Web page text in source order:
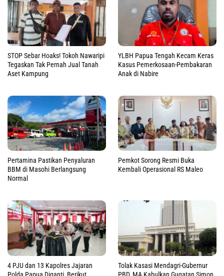
STOP Sebar Hoaks! Tokoh Nawaripi
Tegaskan Tak Pernah Jual Tanah
Aset Kampung
YLBH Papua Tengah Kecam Keras
Kasus Pemerkosaan-Pembakaran
Anak di Nabire
Pertamina Pastikan Penyaluran
BBM di Masohi Berlangsung
Normal
Pemkot Sorong Resmi Buka
Kembali Operasional RS Maleo
4 PJU dan 13 Kapolres Jajaran
Tolak Kasasi Mendagri-Gubernur